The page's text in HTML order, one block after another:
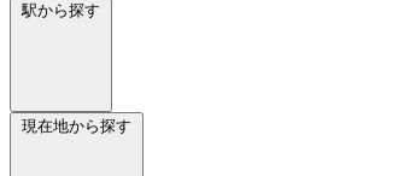
駅から探す
現在地から探す